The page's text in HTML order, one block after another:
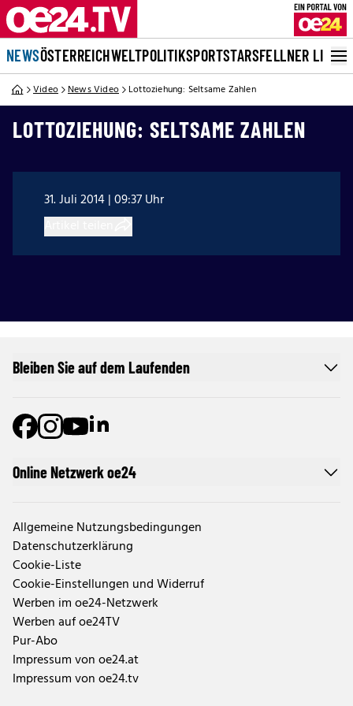
NEWSÖSTERREICHWELTPOLITIKSPORTSTARSFELLNER LIVE
Video News Video Lottoziehung: Seltsame Zahlen
LOTTOZIEHUNG: SELTSAME ZAHLEN
31. Juli 2014 | 09:37 Uhr
Online Netzwerk oe24
Allgemeine Nutzungsbedingungen
Datenschutzerklärung
Cookie-Liste
Cookie-Einstellungen und Widerruf
Werben im oe24-Netzwerk
Werben auf oe24TV
Pur-Abo
Impressum von oe24.at
Impressum von oe24.tv
Bleiben Sie auf dem Laufenden